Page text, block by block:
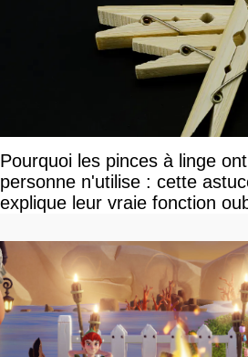
Pourquoi les pinces à linge
personne n'utilise : cette
explique leur vraie fonction